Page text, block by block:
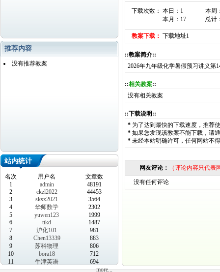
推荐内容
没有推荐教案
站内统计
名次 用户名
文章数
1
admin
48191
2
ckzl2022
44453
3
sksx2021
3564
4
华师数学
2302
5
yuwen123
1999
6
ttkd
1487
7
沪化101
981
8
Chen13339
883
9
苏科物理
806
10
bora18
712
11
牛津英语
694
more...
下载次数： 本日：1
本月：17
本周
总计
教案下载： 下载地址1
::教案简介::
2026年九年级化学暑假预习讲义第
::相关教案::
没有相关教案
::下载说明::
* 为了达到最快的下载速度，推荐
* 如果您发现该教案不能下载，请
* 未经本站明确许可，任何网站不
网友评论： （评论内容只代
没有任何评论